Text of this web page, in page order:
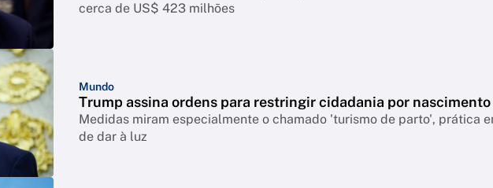
cerca de US$ 423 milhões
Mundo
Trump assina ordens para restringir cidadania por nascimento
Medidas miram especialmente o chamado 'turismo de parto', prática
de dar à luz